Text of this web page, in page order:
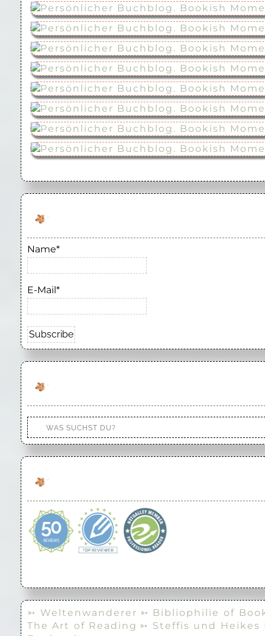
Name*
E-Mail*
➳ Weltenwanderer ➳ Bibliophilie of
The Art of Reading ➳ Steffis und Heikes